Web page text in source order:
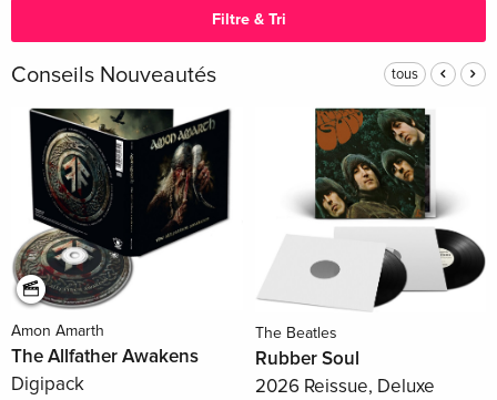
Filtre & Tri
Conseils Nouveautés tous
Amon Amarth
The Allfather Awakens
Digipack
The Beatles
Rubber Soul
2026 Reissue, Deluxe